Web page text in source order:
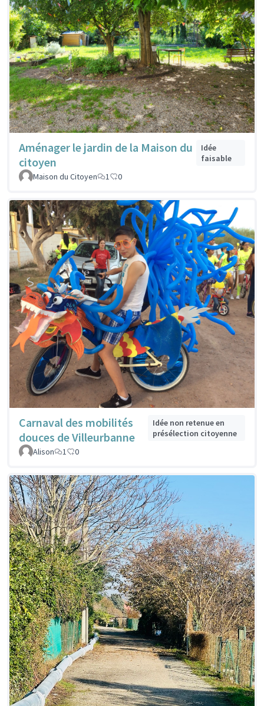
Aménager le jardin de la Maison du
citoyen
Idée
faisable
Maison du Citoyen
1 0
Carnaval des mobilités
douces de Villeurbanne
Idée non retenue en
présélection citoyenne
Alison
1 0